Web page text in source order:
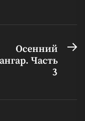
Осенний
Часть
3